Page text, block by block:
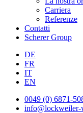
Carriera
Referenze
Contatti
Scherer Group
DE
FR
IT
EN
0049 (0) 6871-
info@lockweiler-